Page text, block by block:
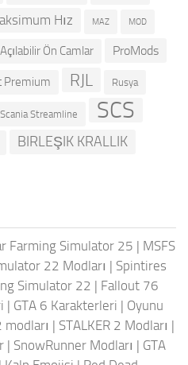
Hız MAZ MOD
Açılabilir Ön Camlar ProMods
Premium RJL Rusya
Scania Streamline SCS
BIRLEŞIK KRALLIK
Farming Simulator 25 | MSFS
22 Modları | Spintires
Simulator 22 | Fallout 76
| GTA 6 Karakterleri | Oyunu
modları | STALKER 2 Modları |
| SnowRunner Modları | GTA